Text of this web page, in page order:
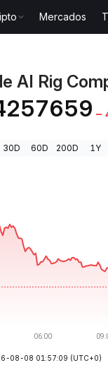
Mercados
AI Rig
-
30D 60D 200D 1Y
08-08 01:57:09 (UTC+0)